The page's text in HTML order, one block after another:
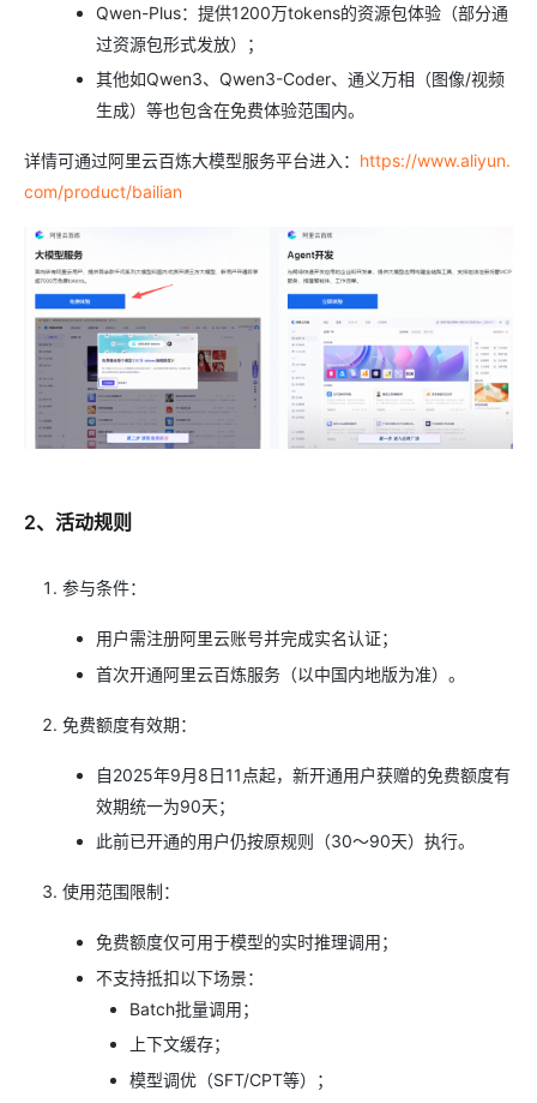
Qwen-Plus：提供1200万tokens的资源包体验（部分通
过资源包形式发放）；
其他如Qwen3、Qwen3-Coder、通义万相（图像/视频
生成）等也包含在免费体验范围内。
详情可通过阿里云百炼大模型服务平台进入： https://www.aliyun.
com/product/bailian
2、活动规则
参与条件：
用户需注册阿里云账号并完成实名认证；
首次开通阿里云百炼服务（以中国内地版为准）。
免费额度有效期：
自2025年9月8日11点起，新开通用户获赠的免费额度有
效期统一为90天；
此前已开通的用户仍按原规则（30～90天）执行。
使用范围限制：
免费额度仅可用于模型的实时推理调用；
不支持抵扣以下场景：
Batch批量调用；
上下文缓存；
模型调优（SFT/CPT等）；